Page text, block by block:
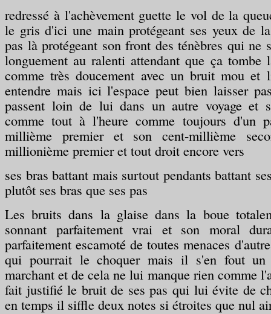
redressé à l'achèvement guette le vol de la
le gris d'ici une main protégeant ses yeux de
pas là protégeant son front des ténèbres qui ne
longuement au ralenti attendant que ça tombe
comme très doucement avec un bruit mou et
entendre mais ici l'espace peut bien laisser
passent loin de lui dans un autre voyage et
comme tout à l'heure comme toujours d'un
millième premier et son cent-millième
millionième premier et tout droit encore vers
ses bras battant mais surtout pendants battant
plutôt ses bras que ses pas
Les bruits dans la glaise dans la boue
sonnant parfaitement vrai et son moral
parfaitement escamoté de toutes menaces
qui pourrait le choquer mais il s'en fout un
marchant et de cela ne lui manque rien comme
fait justifié le bruit de ses pas qui lui évite de
en temps il siffle deux notes si étroites que nul